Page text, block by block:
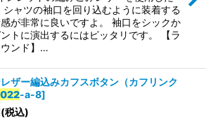
シャツの袖口を回り込むように装着する
が非常に良いですよ。 袖口をシックか
トに演出するにはピッタリです。 【ラ
ンド】…
ザー編込みカフスボタン（カフリンク
-a-8]
(税込)